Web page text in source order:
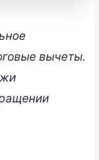
в
вычеты.